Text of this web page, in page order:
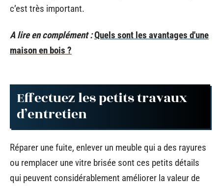
c’est très important.
A lire en complément :Quels sont les avantages d'une
maison en bois ?
Effectuez les petits travaux
d’entretien
Réparer une fuite, enlever un meuble qui a des rayures
ou remplacer une vitre brisée sont ces petits détails
qui peuvent considérablement améliorer la valeur de